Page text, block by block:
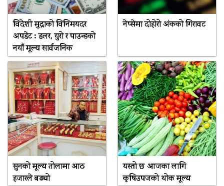
विदेशी मुद्राको विनिमयदर
अपडेट : डलर, युरो र पाउन्डको
नयाँ मूल्य सार्वजनिक
नेप्सेमा दोहोरो अंकको गिरावट
सुनको मूल्य तोलामा आठ
हजारले बढ्यो
यस्तो छ आजका लागि
कृषिउपजको थोक मूल्य